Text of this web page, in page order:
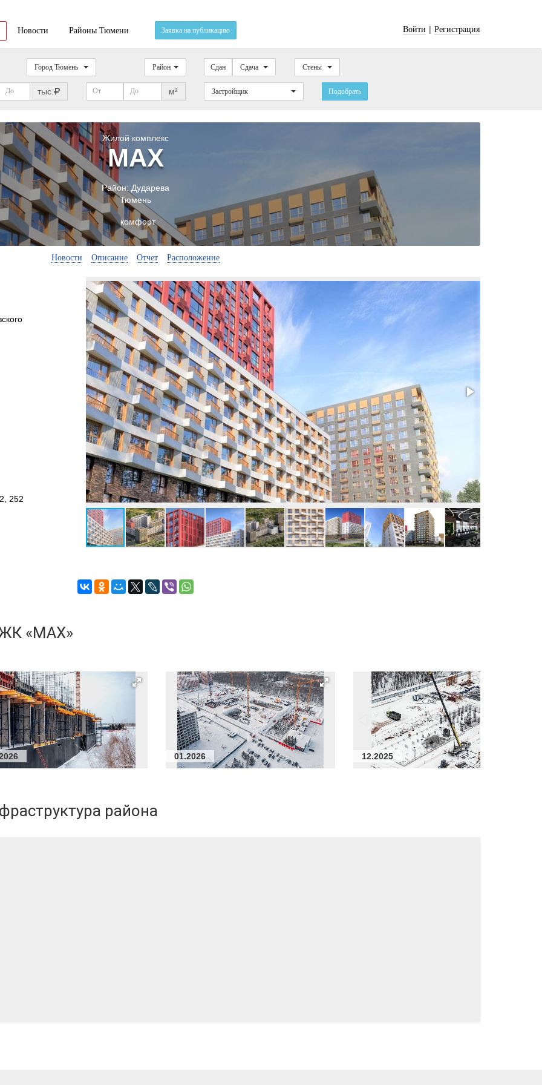
Новости Районы Тюмени Заявка на публикацию Войти | Регистрация
Город Тюмень Район Сдан Сдача Стены
тыс. м² Застройщик Подобрать
Жилой комплекс
МАХ
Район: Дударева
Тюмень
комфорт
Новости Описание Отчет Расположение
252
ЖК «МАХ»
01.2026 12.2025
района